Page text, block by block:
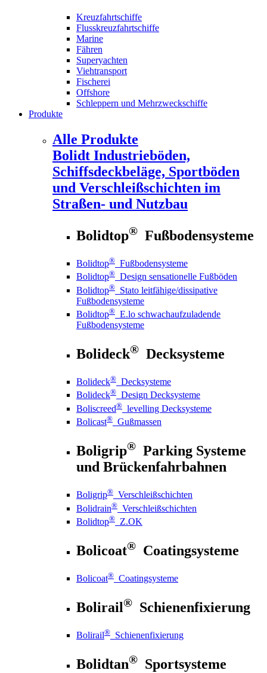
Kreuzfahrtschiffe
Flusskreuzfahrtschiffe
Marine
Fähren
Superyachten
Viehtransport
Fischerei
Offshore
Schleppern und Mehrzweckschiffe
Produkte
Alle Produkte
Bolidt Industrieböden,
Schiffsdeckbeläge, Sportböden
und Verschleißschichten im
Straßen- und Nutzbau
Bolidtop® Fußbodensysteme
Bolidtop® Fußbodensysteme
Bolidtop® Design sensationelle Fußböden
Bolidtop® Stato leitfähige/dissipative
Fußbodensysteme
Bolidtop® E.lo schwachaufzuladende
Fußbodensysteme
Bolideck® Decksysteme
Bolideck® Decksysteme
Bolideck® Design Decksysteme
Boliscreed® levelling Decksysteme
Bolicast® Gußmassen
Boligrip® Parking Systeme
und Brückenfahrbahnen
Boligrip® Verschleißschichten
Bolidrain® Verschleißschichten
Bolidtop® Z.OK
Bolicoat® Coatingsysteme
Bolicoat® Coatingsysteme
Bolirail® Schienenfixierung
Bolirail® Schienenfixierung
Bolidtan® Sportsysteme